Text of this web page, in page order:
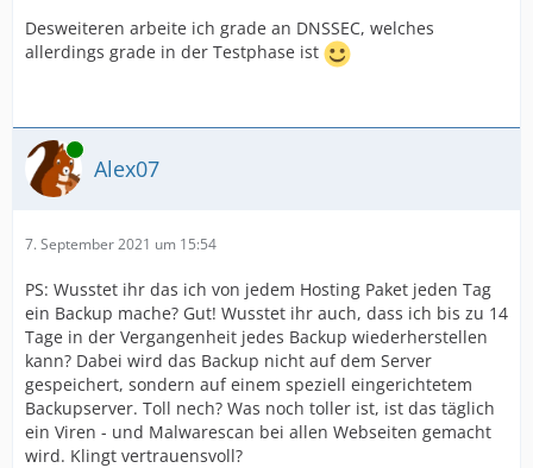
Desweiteren arbeite ich grade an DNSSEC, welches
allerdings grade in der Testphase ist
Online
Alex07
7. September 2021 um 15:54
PS: Wusstet ihr das ich von jedem Hosting Paket jeden Tag
ein Backup mache? Gut! Wusstet ihr auch, dass ich bis zu 14
Tage in der Vergangenheit jedes Backup wiederherstellen
kann? Dabei wird das Backup nicht auf dem Server
gespeichert, sondern auf einem speziell eingerichtetem
Backupserver. Toll nech? Was noch toller ist, ist das täglich
ein Viren - und Malwarescan bei allen Webseiten gemacht
wird. Klingt vertrauensvoll?